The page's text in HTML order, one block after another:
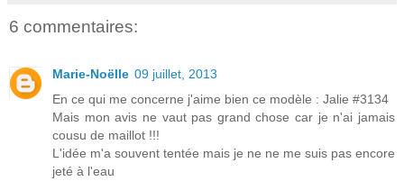
6 commentaires:
Marie-Noëlle 09 juillet, 2013
En ce qui me concerne j'aime bien ce modèle : Jalie #3134
Mais mon avis ne vaut pas grand chose car je n'ai jamais
cousu de maillot !!!
L'idée m'a souvent tentée mais je ne ne me suis pas encore
jeté à l'eau